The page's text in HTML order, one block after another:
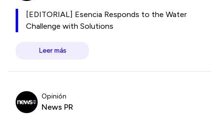
[EDITORIAL] Esencia Responds to the Water
Challenge with Solutions
Leer más
Opinión
News PR